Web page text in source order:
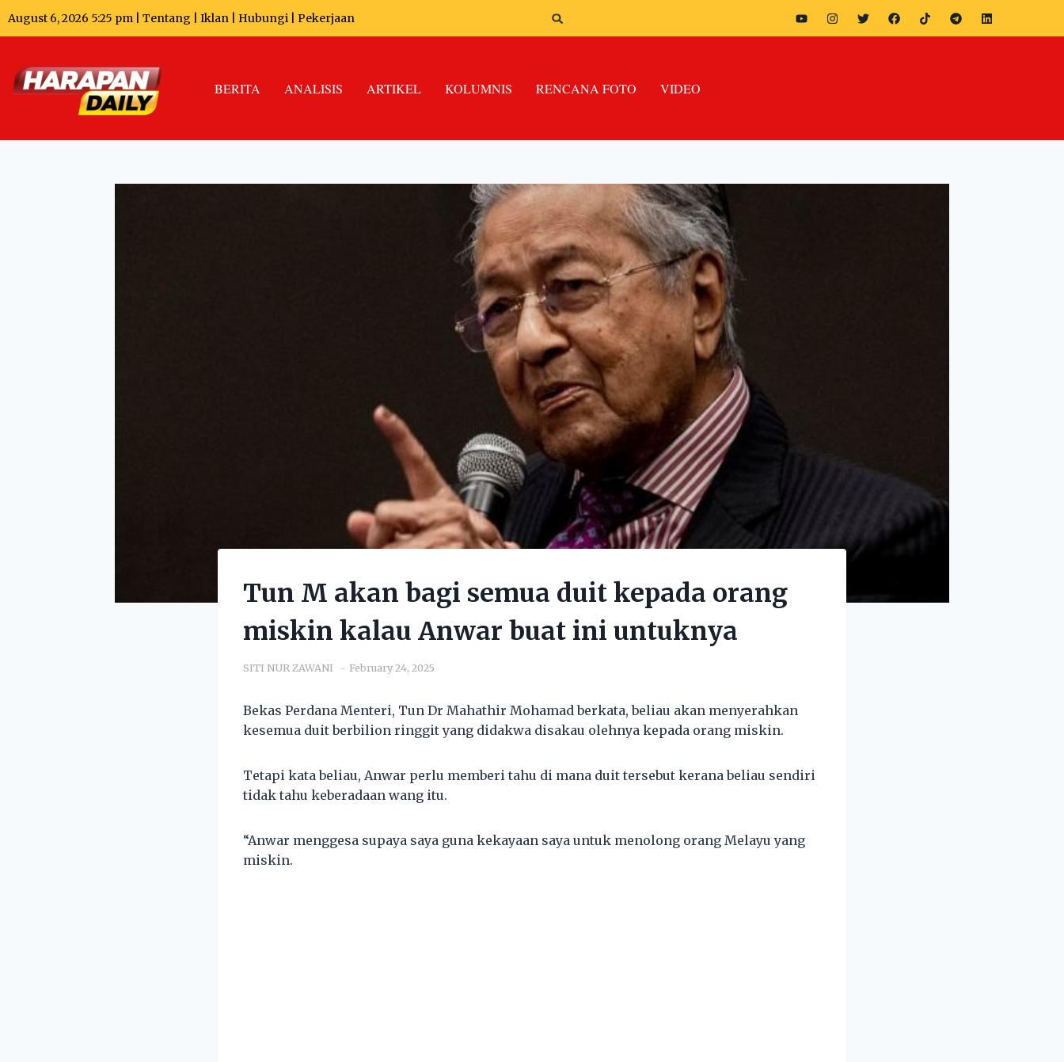
August 6, 2026 5:25 pm | Tentang Iklan Hubungi Pekerjaan
BERITA ANALISIS ARTIKEL KOLUMNIS RENCANA FOTO VIDEO
Tun M akan bagi semua duit kepada orang
miskin kalau Anwar buat ini untuknya
SITI NUR ZAWANI February 24, 2025
Bekas Perdana Menteri, Tun Dr Mahathir Mohamad berkata, beliau akan menyerahkan
kesemua duit berbilion ringgit yang didakwa disakau olehnya kepada orang miskin.
Tetapi kata beliau, Anwar perlu memberi tahu di mana duit tersebut kerana beliau sendiri
tidak tahu keberadaan wang itu.
“Anwar menggesa supaya saya guna kekayaan saya untuk menolong orang Melayu yang
miskin.